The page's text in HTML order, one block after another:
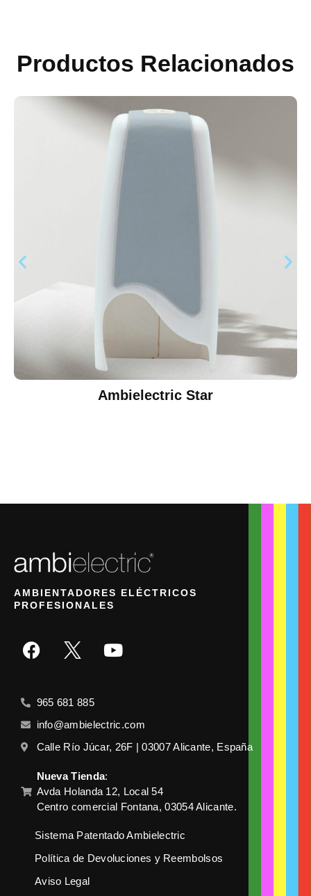
Productos Relacionados
Ambielectric Star
AMBIENTADORES ELÉCTRICOS
PROFESIONALES
965 681 885
info@ambielectric.com
Calle Río Júcar, 26F | 03007 Alicante, España
Nueva Tienda:
Avda Holanda 12, Local 54
Centro comercial Fontana, 03054 Alicante.
Sistema Patentado Ambielectric
Política de Devoluciones y Reembolsos
Aviso Legal